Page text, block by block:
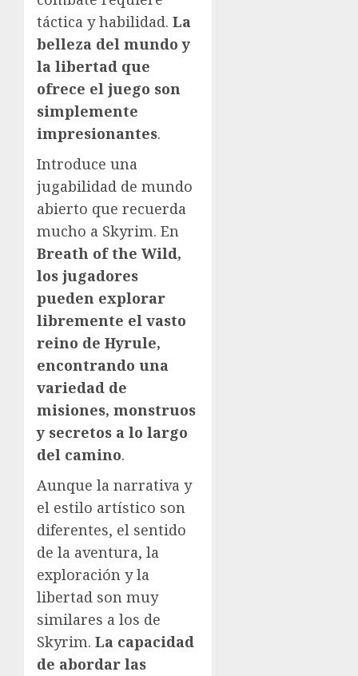
táctica y habilidad. La
belleza del mundo y
la libertad que
ofrece el juego son
simplemente
impresionantes.
Introduce una
jugabilidad de mundo
abierto que recuerda
mucho a Skyrim. En
Breath of the Wild,
los jugadores
pueden explorar
libremente el vasto
reino de Hyrule,
encontrando una
variedad de
misiones, monstruos
y secretos a lo largo
del camino.
Aunque la narrativa y
el estilo artístico son
diferentes, el sentido
de la aventura, la
exploración y la
libertad son muy
similares a los de
Skyrim. La capacidad
de abordar las